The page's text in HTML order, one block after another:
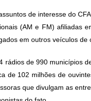
de interesse do
(AM e FM) afiliadas
em outros veículos de
rádios de 990 municípios
de 102 milhões de
que divulgam as